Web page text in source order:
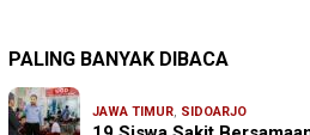
PALING BANYAK DIBACA
JAWA TIMUR, SIDOARJO